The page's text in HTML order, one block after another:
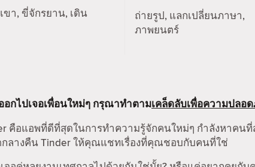
ขา, ขี่จักรยาน, เดิน
ถ่ายรูป, แลกเปลี่ยนภาษา,
ภาพยนตร์
อกไปเจอเพื่อนใหม่ๆ กรุณาทำตามเคล็ดลับเพื่อความปลอ
คือแอพที่ดีที่สุดในการทำความรู้จักคนใหม่ๆ กำลังหาคน
ลางคืน Tinder ให้คุณแชทเรื่องที่คุณชอบกับคนที่ใช่